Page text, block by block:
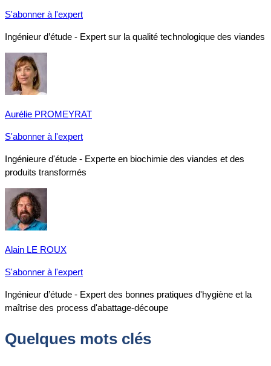
S'abonner à l'expert
Ingénieur d’étude - Expert sur la qualité technologique des viandes
Aurélie PROMEYRAT
S'abonner à l'expert
Ingénieure d'étude - Experte en biochimie des viandes et des
produits transformés
Alain LE ROUX
S'abonner à l'expert
Ingénieur d’étude - Expert des bonnes pratiques d'hygiène et la
maîtrise des process d'abattage-découpe
Quelques mots clés